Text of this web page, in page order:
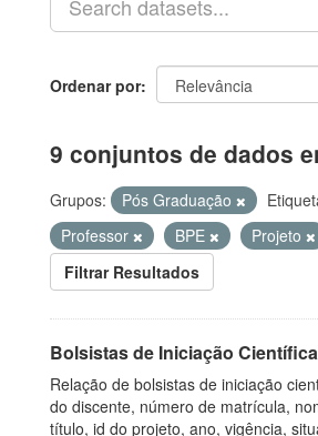
Ordenar por
9 conjuntos de dados
Grupos: Pós Graduação
Professor
BPE Projeto
Filtrar Resultados
Bolsistas de Iniciação Científica
Relação de bolsistas de iniciação
do discente, número de matrícula,
título, id do projeto, ano, vigência,